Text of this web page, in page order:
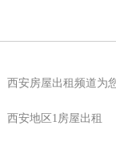
西安房屋出租频道为
西安地区1房屋出租